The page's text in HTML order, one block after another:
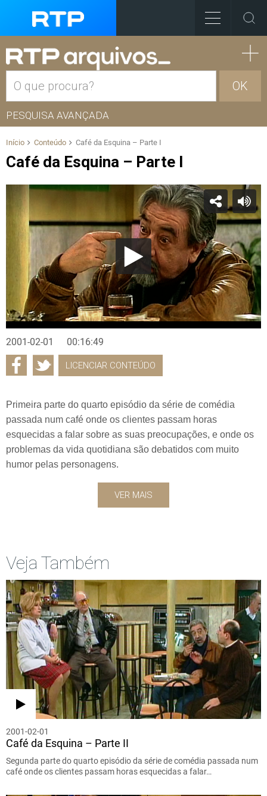
OK
PESQUISA AVANÇADA
Início Conteúdo Café da Esquina – Parte I
Café da Esquina – Parte I
2001-02-01 00:16:49
LICENCIAR CONTEÚDO
Primeira parte do quarto episódio da série de comédia
passada num café onde os clientes passam horas
esquecidas a falar sobre as suas preocupações, e onde os
problemas da vida quotidiana são debatidos com muito
humor pelas personagens.
VER MAIS
Veja Também
2001-02-01
Café da Esquina – Parte II
Segunda parte do quarto episódio da série de comédia passada num
café onde os clientes passam horas esquecidas a falar…